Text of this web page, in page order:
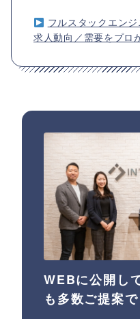
フルスタックエン
求人動向／需要をプロ
WEBに公開し
も多数ご提案